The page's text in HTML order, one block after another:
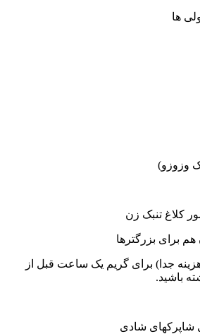
ها
کلاغ تنبک زن
بزرگترها
جدا) برای گریم یک ساعت قبل از
شادی